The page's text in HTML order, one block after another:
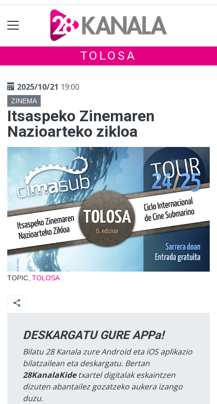
TOLOSA
2025/10/21 19:00
ZINEMA
Itsaspeko Zinemaren
Nazioarteko zikloa
TOPIC, TOLOSA
DESKARGATU GURE APPa!
Bilatu 28 Kanala zure Android eta iOS aplikazio
bilatzailean eta deskargatu. Bertan
28KanalaKidetxartel digitalak eskaintzen
dizuten abantailez gozatzeko aukera izango
duzu.